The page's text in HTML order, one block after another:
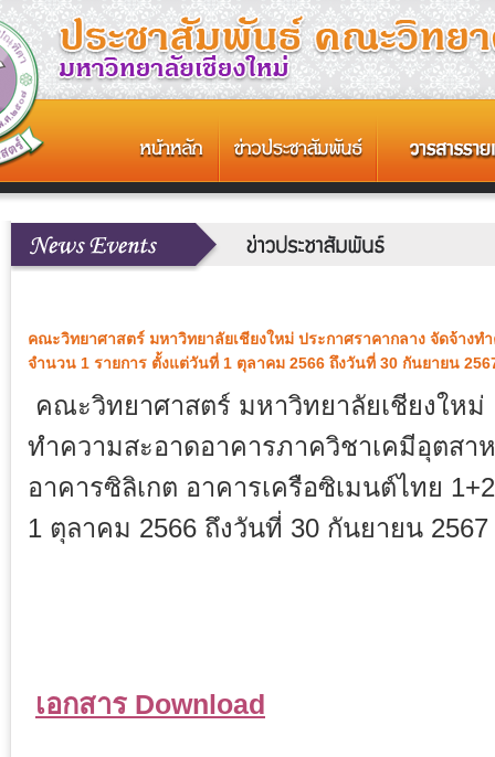
คณะวิทยาศาสตร์ มหาวิทยาลัยเชียงใหม่ ประกาศราคากลาง จัดจ้างท
จำนวน 1 รายการ ตั้งแต่วันที่ 1 ตุลาคม 2566 ถึงวันที่ 30 กันยายน
คณะวิทยาศาสตร์ มหาวิทยาลัยเชียงใหม่
ทำความสะอาดอาคารภาควิชาเคมีอุตสา
อาคารซิลิเกต อาคารเครือซิเมนต์ไทย
1 ตุลาคม 2566 ถึงวันที่ 30 กันยายน 2567
เอกสาร Download